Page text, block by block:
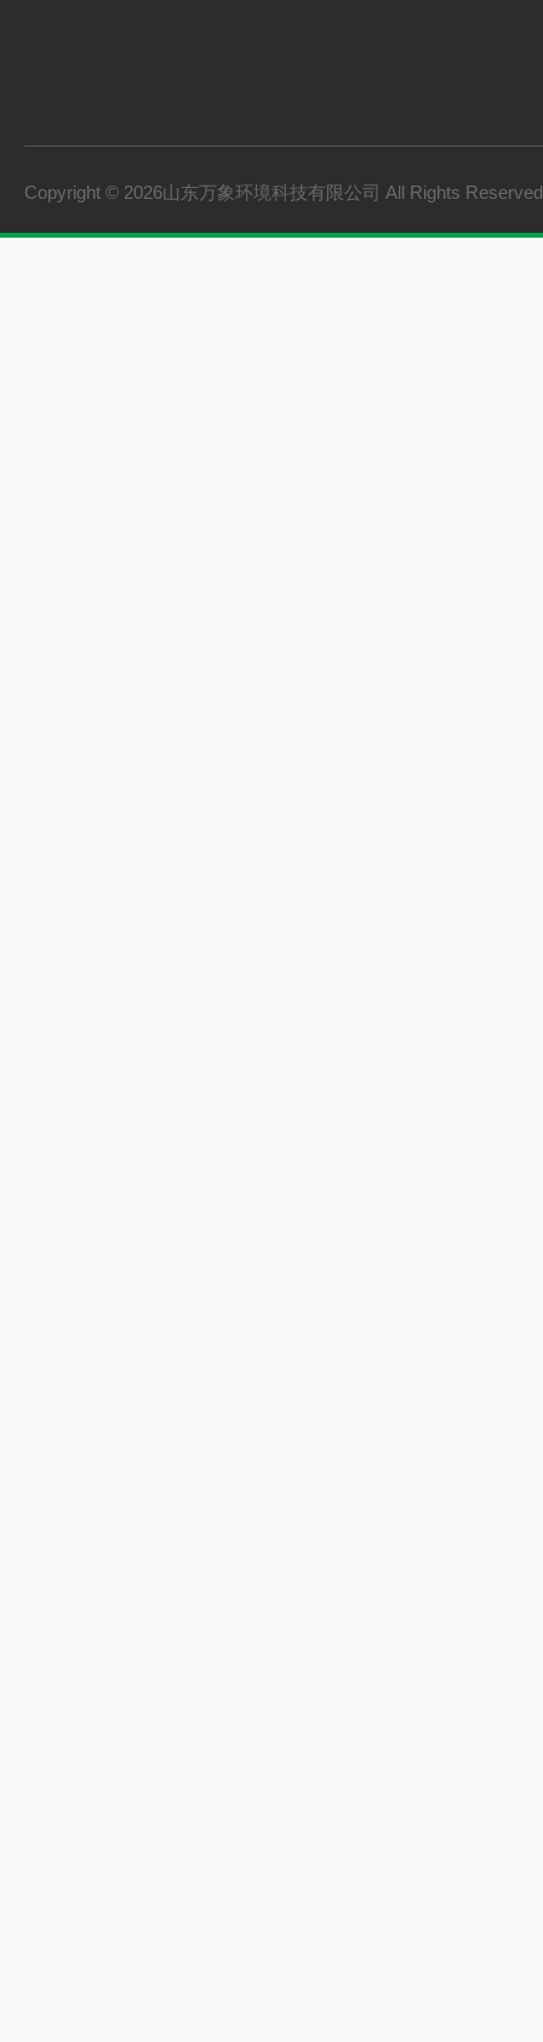
Copyright © 2026山东万象环境科技有限公司 All Rights